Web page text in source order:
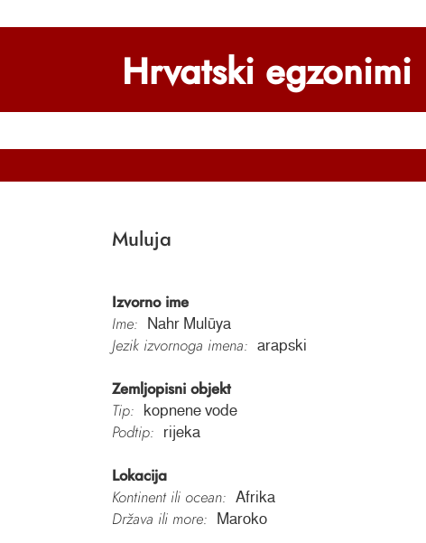
Hrvatski egzonimi
Muluja
Izvorno ime
Ime:
Nahr Mulūya
Jezik izvornoga imena: arapski
Zemljopisni objekt
Tip:
kopnene vode
Podtip: rijeka
Lokacija
Kontinent ili ocean:
Afrika
Država ili more: Maroko